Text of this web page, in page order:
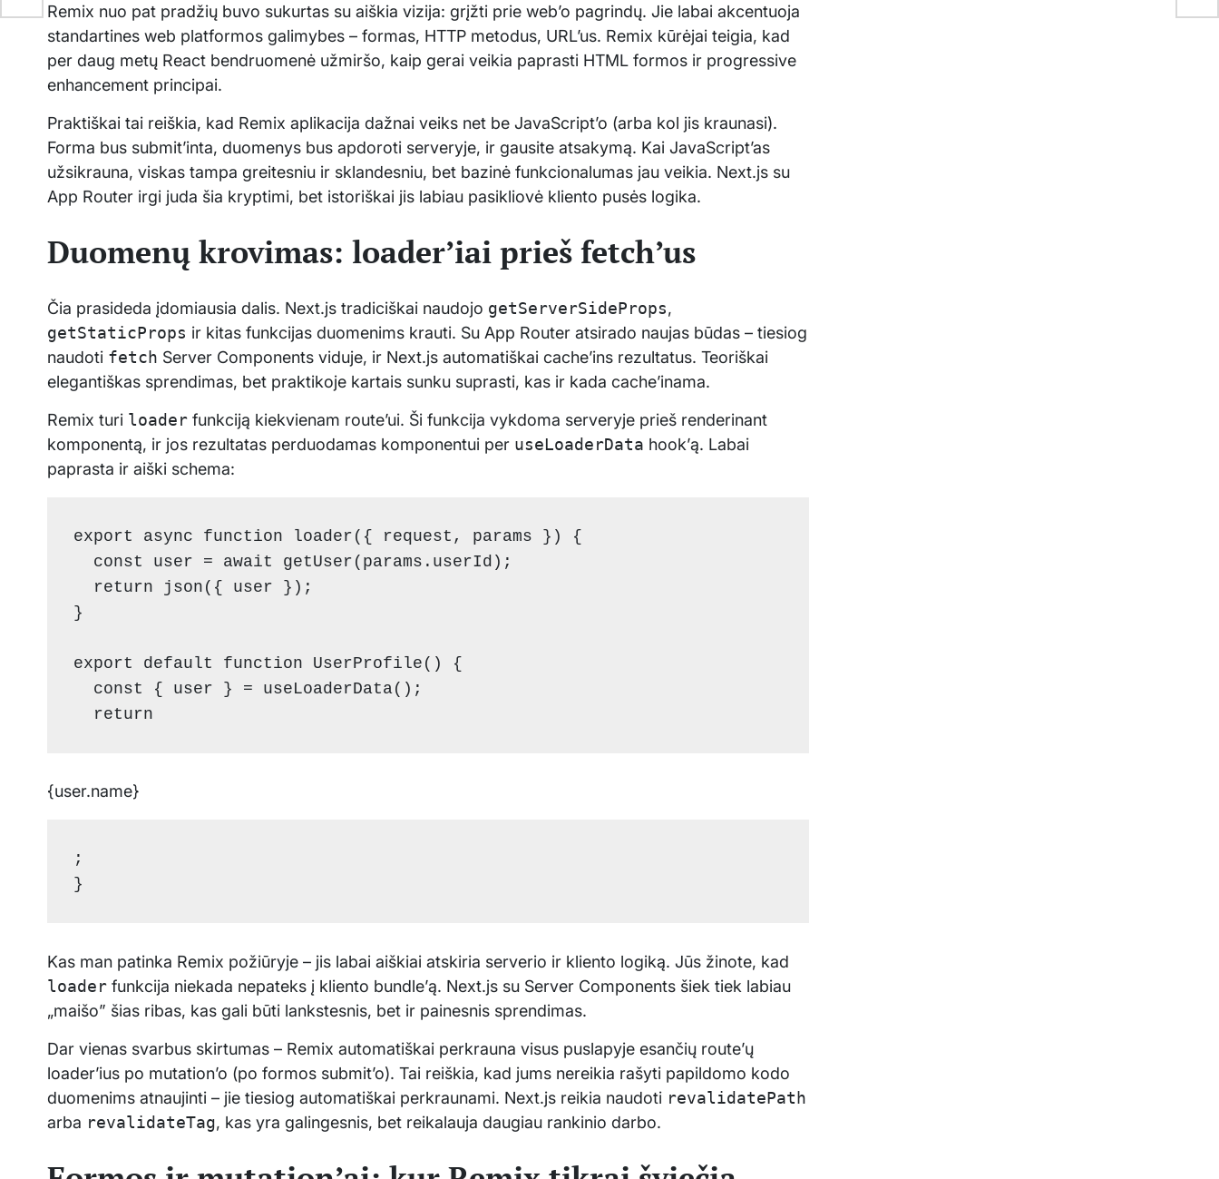
Remix nuo pat pradžių buvo sukurtas su aiškia vizija: grįžti prie web’o pagrindų. Jie labai akcentuoja
standartines web platformos galimybes – formas, HTTP metodus, URL’us. Remix kūrėjai teigia, kad
per daug metų React bendruomenė užmiršo, kaip gerai veikia paprasti HTML formos ir progressive
enhancement principai.
Praktiškai tai reiškia, kad Remix aplikacija dažnai veiks net be JavaScript’o (arba kol jis kraunasi).
Forma bus submit’inta, duomenys bus apdoroti serveryje, ir gausite atsakymą. Kai JavaScript’as
užsikrauna, viskas tampa greitesniu ir sklandesniu, bet bazinė funkcionalumas jau veikia. Next.js su
App Router irgi juda šia kryptimi, bet istoriškai jis labiau pasikliovė kliento pusės logika.
Duomenų krovimas: loader’iai prieš fetch’us
Čia prasideda įdomiausia dalis. Next.js tradiciškai naudojo getServerSideProps,
getStaticProps ir kitas funkcijas duomenims krauti. Su App Router atsirado naujas būdas – tiesiog
naudoti fetch Server Components viduje, ir Next.js automatiškai cache’ins rezultatus. Teoriškai
elegantiškas sprendimas, bet praktikoje kartais sunku suprasti, kas ir kada cache’inama.
Remix turi loader funkciją kiekvienam route’ui. Ši funkcija vykdoma serveryje prieš renderinant
komponentą, ir jos rezultatas perduodamas komponentui per useLoaderData hook’ą. Labai
paprasta ir aiški schema:
export async function loader({ request, params }) {
  const user = await getUser(params.userId);
  return json({ user });
}
export default function UserProfile() {
  const { user } = useLoaderData();
  return
{user.name}
;
Kas man patinka Remix požiūryje – jis labai aiškiai atskiria serverio ir kliento logiką. Jūs žinote, kad
loader funkcija niekada nepateks į kliento bundle’ą. Next.js su Server Components šiek tiek labiau
„maišo” šias ribas, kas gali būti lankstesnis, bet ir painesnis sprendimas.
Dar vienas svarbus skirtumas – Remix automatiškai perkrauna visus puslapyje esančių route’ų
loader’ius po mutation’o (po formos submit’o). Tai reiškia, kad jums nereikia rašyti papildomo kodo
duomenims atnaujinti – jie tiesiog automatiškai perkraunami. Next.js reikia naudoti revalidatePath
arba revalidateTag, kas yra galingesnis, bet reikalauja daugiau rankinio darbo.